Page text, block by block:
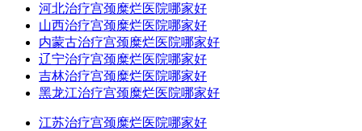
河北治疗宫颈糜烂医院哪家好
山西治疗宫颈糜烂医院哪家好
内蒙古治疗宫颈糜烂医院哪家好
辽宁治疗宫颈糜烂医院哪家好
吉林治疗宫颈糜烂医院哪家好
黑龙江治疗宫颈糜烂医院哪家好
江苏治疗宫颈糜烂医院哪家好